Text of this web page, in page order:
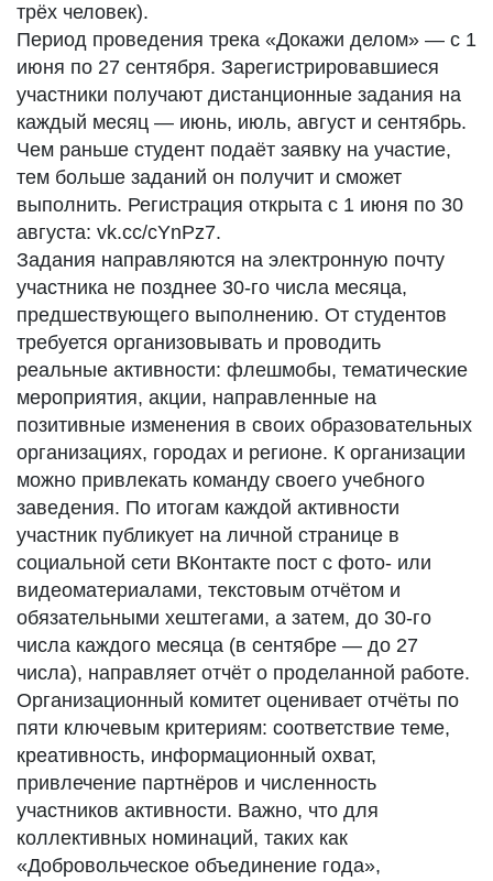
трёх человек).
Период проведения трека «Докажи делом» — с 1
июня по 27 сентября. Зарегистрировавшиеся
участники получают дистанционные задания на
каждый месяц — июнь, июль, август и сентябрь.
Чем раньше студент подаёт заявку на участие,
тем больше заданий он получит и сможет
выполнить. Регистрация открыта с 1 июня по 30
августа: vk.cc/cYnPz7.
Задания направляются на электронную почту
участника не позднее 30-го числа месяца,
предшествующего выполнению. От студентов
требуется организовывать и проводить
реальные активности: флешмобы, тематические
мероприятия, акции, направленные на
позитивные изменения в своих образовательных
организациях, городах и регионе. К организации
можно привлекать команду своего учебного
заведения. По итогам каждой активности
участник публикует на личной странице в
социальной сети ВКонтакте пост с фото- или
видеоматериалами, текстовым отчётом и
обязательными хештегами, а затем, до 30-го
числа каждого месяца (в сентябре — до 27
числа), направляет отчёт о проделанной работе.
Организационный комитет оценивает отчёты по
пяти ключевым критериям: соответствие теме,
креативность, информационный охват,
привлечение партнёров и численность
участников активности. Важно, что для
коллективных номинаций, таких как
«Добровольческое объединение года»,